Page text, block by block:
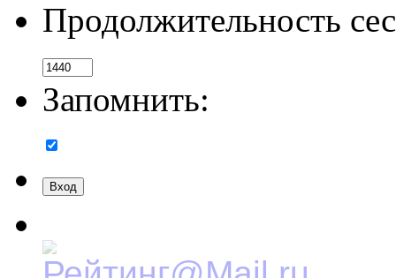
Продолжительность
Запомнить: